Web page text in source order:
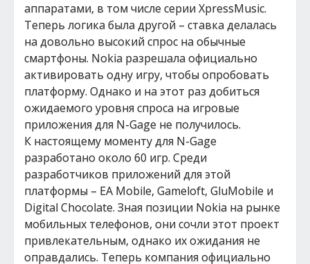
аппаратами, в том числе серии XpressMusic.
Теперь логика была другой – ставка делалась
на довольно высокий спрос на обычные
смартфоны. Nokia разрешала официально
активировать одну игру, чтобы опробовать
платформу. Однако и на этот раз добиться
ожидаемого уровня спроса на игровые
приложения для N-Gage не получилось.
К настоящему моменту для N-Gage
разработано около 60 игр. Среди
разработчиков приложений для этой
платформы – EA Mobile, Gameloft, GluMobile и
Digital Chocolate. Зная позиции Nokia на рынке
мобильных телефонов, они сочли этот проект
привлекательным, однако их ожидания не
оправдались. Теперь компания официально